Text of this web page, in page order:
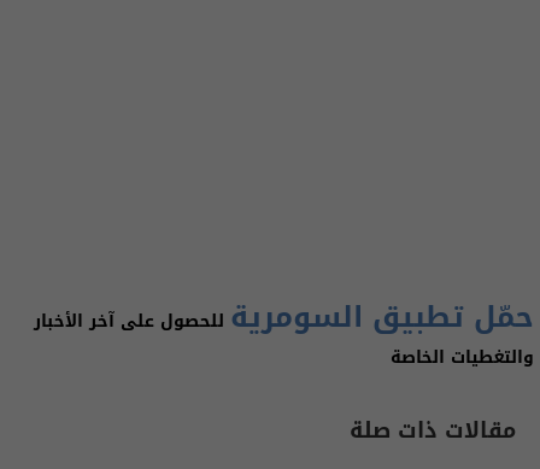
حمّل تطبيق السومرية للحصول على آخر الأخبار
والتغطيات الخاصة
مقالات ذات صلة